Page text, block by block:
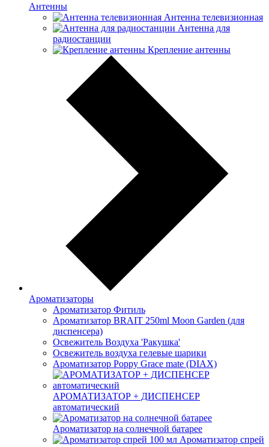
Антенны
Антенна телевизионная
Антенна для
радиостанции
Крепление антенны
Ароматизаторы
Ароматизатор Фитиль
Ароматизатор BRAIT 250ml Moon Garden (для
диспенсера)
Освежитель Воздуха 'Ракушка'
Освежитель воздуха гелевые шарики
Ароматизатор Poppy Grace mate (DIAX)
АРОМАТИЗАТОР + ДИСПЕНСЕР
автоматический
Ароматизатор на солнечной батарее
Ароматизатор спрей